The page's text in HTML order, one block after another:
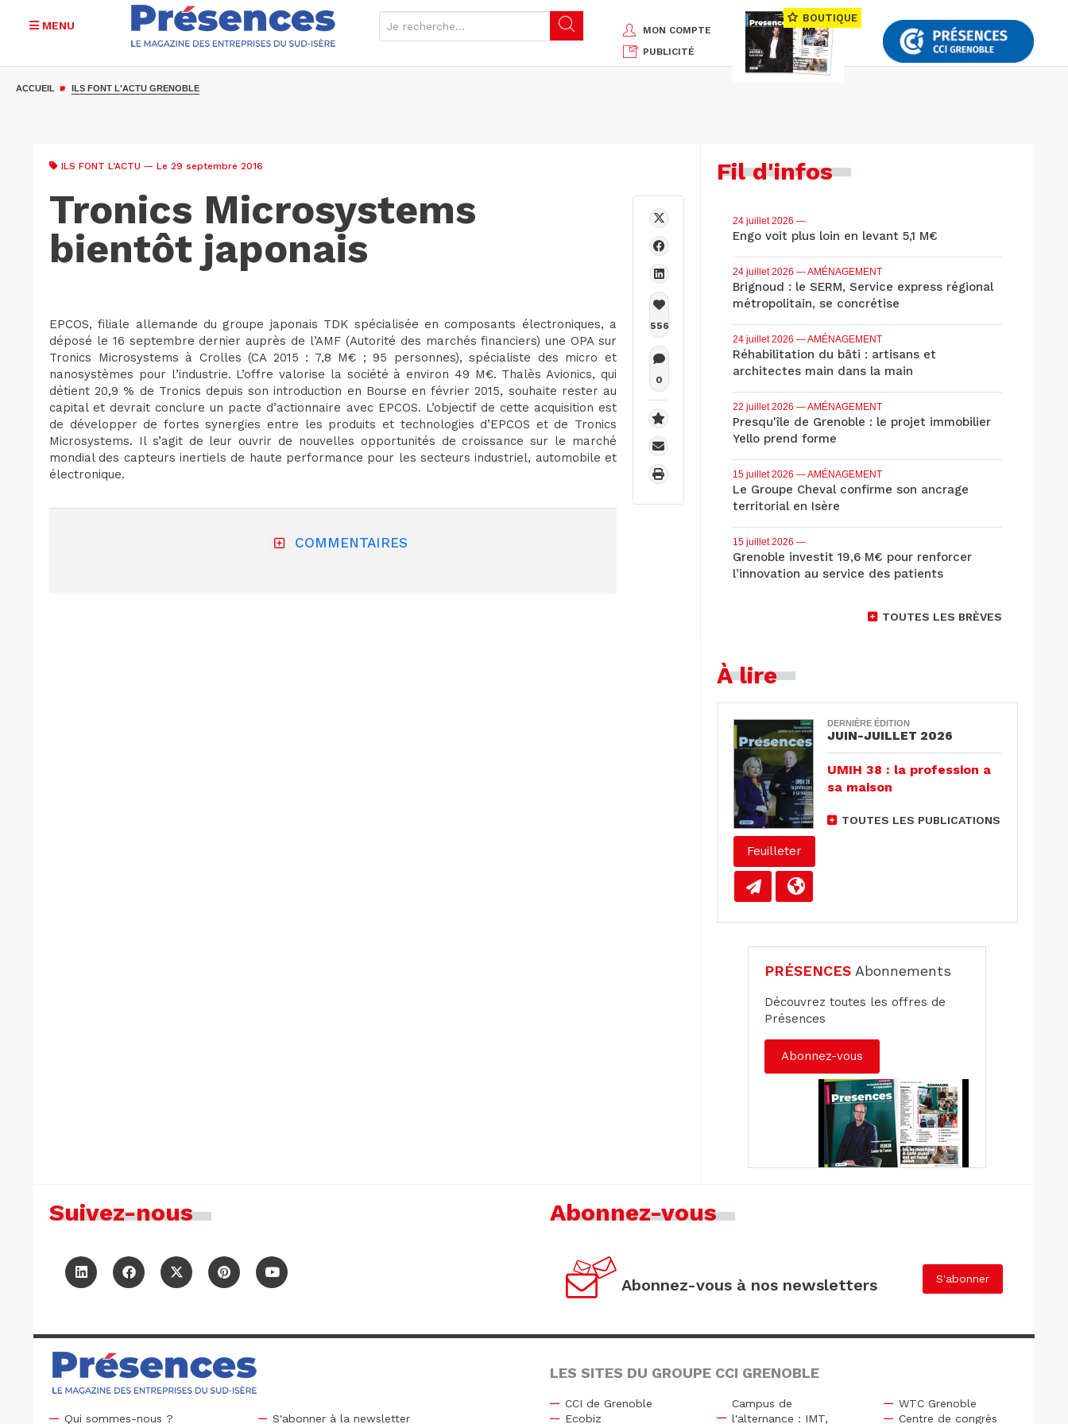
MENU
MON COMPTE
PUBLICITÉ
BOUTIQUE
ACCUEIL ILS FONT L'ACTU GRENOBLE
ILS FONT L'ACTU — Le 29 septembre 2016
Tronics Microsystems
bientôt japonais
EPCOS, filiale allemande du groupe japonais TDK spécialisée en composants électroniques, a
déposé le 16 septembre dernier auprès de l’AMF (Autorité des marchés financiers) une OPA sur
Tronics Microsystems à Crolles (CA 2015 : 7,8 M€ ; 95 personnes), spécialiste des micro et
nanosystèmes pour l’industrie. L’offre valorise la société à environ 49 M€. Thalès Avionics, qui
détient 20,9 % de Tronics depuis son introduction en Bourse en février 2015, souhaite rester au
capital et devrait conclure un pacte d’actionnaire avec EPCOS. L’objectif de cette acquisition est
de développer de fortes synergies entre les produits et technologies d’EPCOS et de Tronics
Microsystems. Il s’agit de leur ouvrir de nouvelles opportunités de croissance sur le marché
mondial des capteurs inertiels de haute performance pour les secteurs industriel, automobile et
électronique.
COMMENTAIRES
556
0
Fil d'infos
24 juillet 2026 —
Engo voit plus loin en levant 5,1 M€
24 juillet 2026 — AMÉNAGEMENT
Brignoud : le SERM, Service express régional
métropolitain, se concrétise
24 juillet 2026 — AMÉNAGEMENT
Réhabilitation du bâti : artisans et
architectes main dans la main
22 juillet 2026 — AMÉNAGEMENT
Presqu'île de Grenoble : le projet immobilier
Yello prend forme
15 juillet 2026 — AMÉNAGEMENT
Le Groupe Cheval confirme son ancrage
territorial en Isère
15 juillet 2026 —
Grenoble investit 19,6 M€ pour renforcer
l’innovation au service des patients
TOUTES LES BRÈVES
À lire
Feuilleter
DERNIÈRE ÉDITION
JUIN-JUILLET 2026
UMIH 38 : la profession a
sa maison
TOUTES LES PUBLICATIONS
PRÉSENCES Abonnements
Découvrez toutes les offres de
Présences
Abonnez-vous
Suivez-nous Abonnez-vous
Abonnez-vous à nos newsletters S'abonner
Qui sommes-nous ? S'abonner à la newsletter
LES SITES DU GROUPE CCI GRENOBLE
CCI de Grenoble
Ecobiz
Campus de
l'alternance : IMT,
WTC Grenoble
Centre de congrès